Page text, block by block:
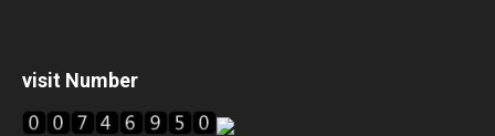
visit Number